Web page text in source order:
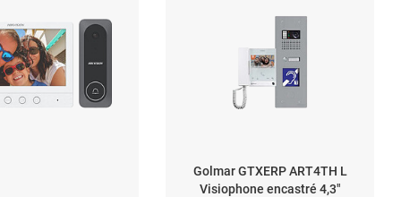
Golmar GTXERP ART4TH L
Visiophone encastré 4,3"